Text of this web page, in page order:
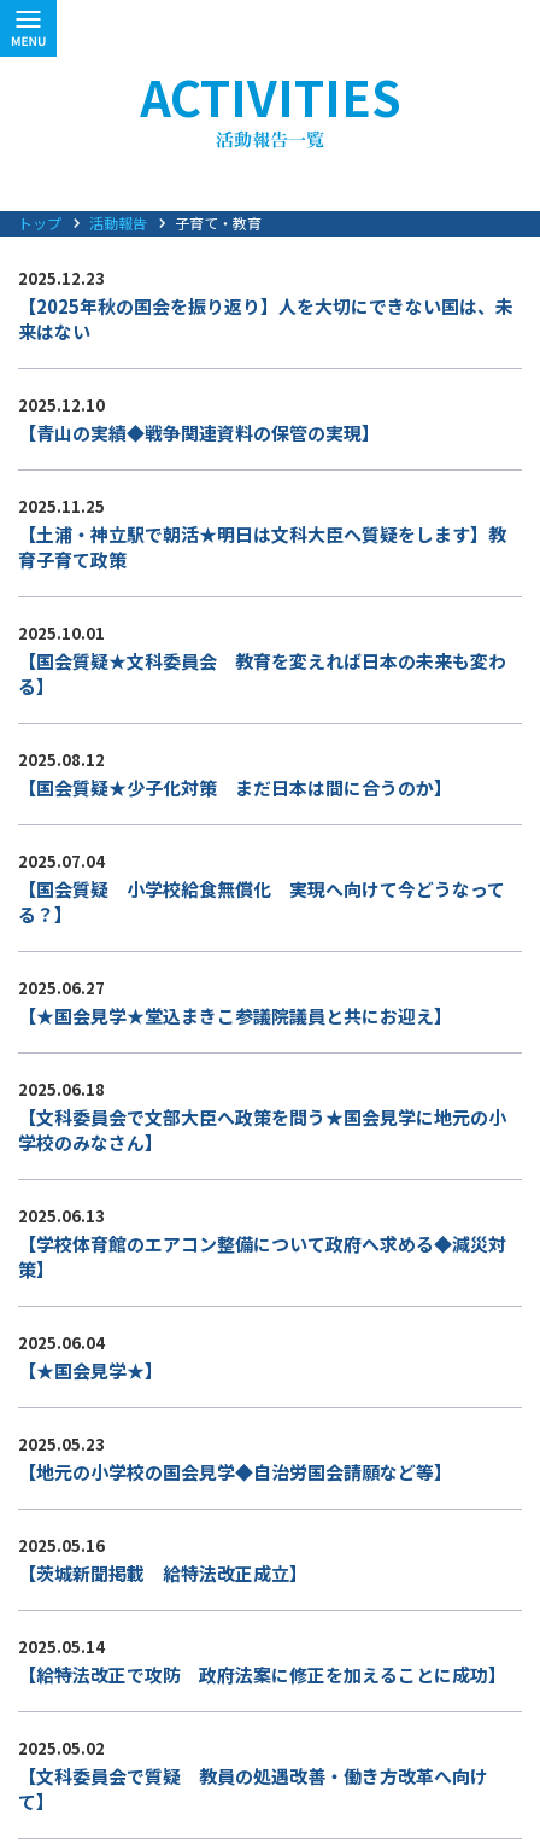
ACTIVITIES
トップ 活動報告 子育て・教育
2025.12.23
【2025年秋の国会を振り返り】人を大切にできない国は、未
来はない
2025.12.10
【青山の実績◆戦争関連資料の保管の実現】
2025.11.25
【土浦・神立駅で朝活★明日は文科大臣へ質疑をします】教
育子育て政策
2025.10.01
【国会質疑★文科委員会 教育を変えれば日本の未来も変わ
る】
2025.08.12
【国会質疑★少子化対策 まだ日本は間に合うのか】
2025.07.04
【国会質疑 小学校給食無償化 実現へ向けて今どうなって
る？】
2025.06.27
【★国会見学★堂込まきこ参議院議員と共にお迎え】
2025.06.18
【文科委員会で文部大臣へ政策を問う★国会見学に地元の小
学校のみなさん】
2025.06.13
【学校体育館のエアコン整備について政府へ求める◆減災対
策】
2025.06.04
【★国会見学★】
2025.05.23
【地元の小学校の国会見学◆自治労国会請願など等】
2025.05.16
【茨城新聞掲載 給特法改正成立】
2025.05.14
【給特法改正で攻防 政府法案に修正を加えることに成功】
2025.05.02
【文科委員会で質疑 教員の処遇改善・働き方改革へ向け
て】